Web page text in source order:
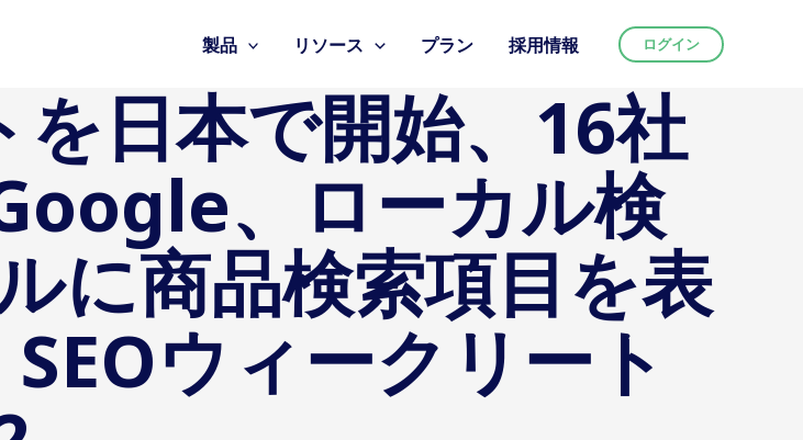
製品 リソース プラン 採用情報 ログイン
日本で開始、16社
、ローカル検
に商品検索項目を表
ウィークリート